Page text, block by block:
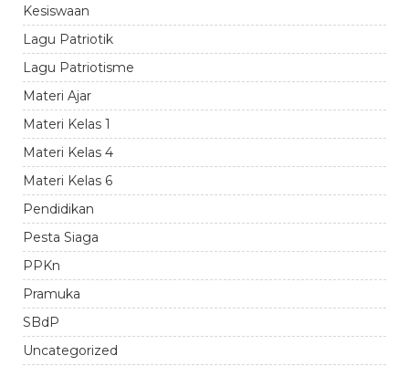
Kesiswaan
Lagu Patriotik
Lagu Patriotisme
Materi Ajar
Materi Kelas 1
Materi Kelas 4
Materi Kelas 6
Pendidikan
Pesta Siaga
PPKn
Pramuka
SBdP
Uncategorized